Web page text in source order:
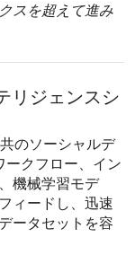
スを超えて進み
リジェンスシ
のソーシャルデ
ークフロー、イン
機械学習モデ
ィードし、迅速
ータセットを容